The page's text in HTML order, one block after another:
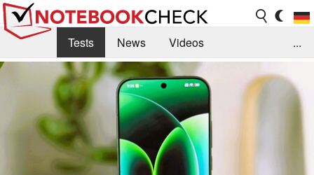
Tests News
Videos
Benchmarks & Tech
Externe Tests
Kaufberatung
Deals Suche
Forum
...